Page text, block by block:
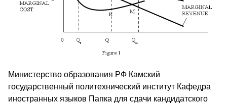
Министерство образования РФ Камский
государственный политехнический институт Кафедра
иностранных языков Папка для сдачи кандидатского